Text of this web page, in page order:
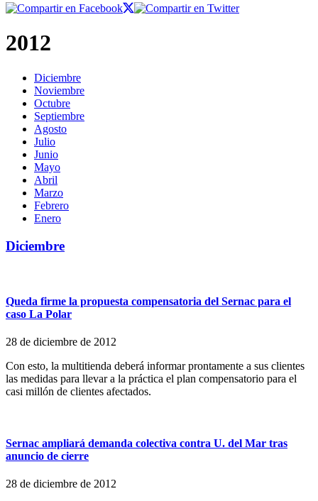
2012
Diciembre
Noviembre
Octubre
Septiembre
Agosto
Julio
Junio
Mayo
Abril
Marzo
Febrero
Enero
Diciembre
Queda firme la propuesta compensatoria del Sernac para el
caso La Polar
28 de diciembre de 2012
Con esto, la multitienda deberá informar prontamente a sus clientes
las medidas para llevar a la práctica el plan compensatorio para el
casi millón de clientes afectados.
Sernac ampliará demanda colectiva contra U. del Mar tras
anuncio de cierre
28 de diciembre de 2012